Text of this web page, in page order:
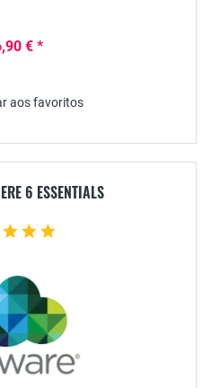
€ *
aos favoritos
6 ESSENTIALS